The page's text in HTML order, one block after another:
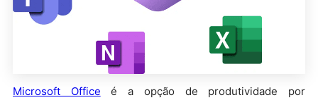
Microsoft Office é a opção de produtividade por